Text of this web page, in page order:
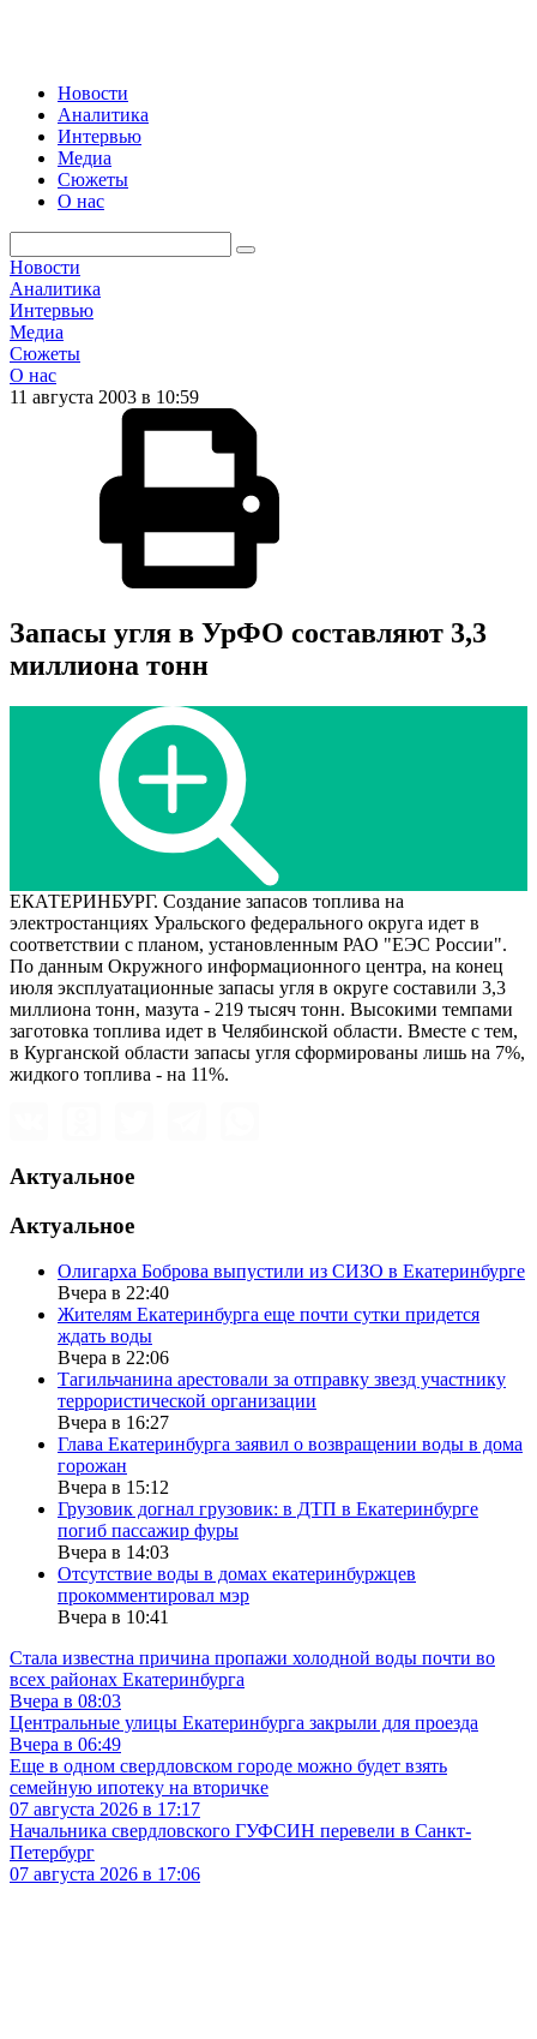
Новости
Аналитика
Интервью
Медиа
Сюжеты
О нас
Новости
Аналитика
Интервью
Медиа
Сюжеты
О нас
11 августа 2003 в 10:59
Запасы угля в УрФО составляют 3,3
миллиона тонн
ЕКАТЕРИНБУРГ. Создание запасов топлива на
электростанциях Уральского федерального округа идет в
соответствии с планом, установленным РАО "ЕЭС России".
По данным Окружного информационного центра, на конец
июля эксплуатационные запасы угля в округе составили 3,3
миллиона тонн, мазута - 219 тысяч тонн. Высокими темпами
заготовка топлива идет в Челябинской области. Вместе с тем,
в Курганской области запасы угля сформированы лишь на 7%,
жидкого топлива - на 11%.
Актуальное
Актуальное
Олигарха Боброва выпустили из СИЗО в Екатеринбурге
Вчера в 22:40
Жителям Екатеринбурга еще почти сутки придется
ждать воды
Вчера в 22:06
Тагильчанина арестовали за отправку звезд участнику
террористической организации
Вчера в 16:27
Глава Екатеринбурга заявил о возвращении воды в дома
горожан
Вчера в 15:12
Грузовик догнал грузовик: в ДТП в Екатеринбурге
погиб пассажир фуры
Вчера в 14:03
Отсутствие воды в домах екатеринбуржцев
прокомментировал мэр
Вчера в 10:41
Стала известна причина пропажи холодной воды почти во
всех районах Екатеринбурга
Вчера в 08:03
Центральные улицы Екатеринбурга закрыли для проезда
Вчера в 06:49
Еще в одном свердловском городе можно будет взять
семейную ипотеку на вторичке
07 августа 2026 в 17:17
Начальника свердловского ГУФСИН перевели в Санкт-
Петербург
07 августа 2026 в 17:06